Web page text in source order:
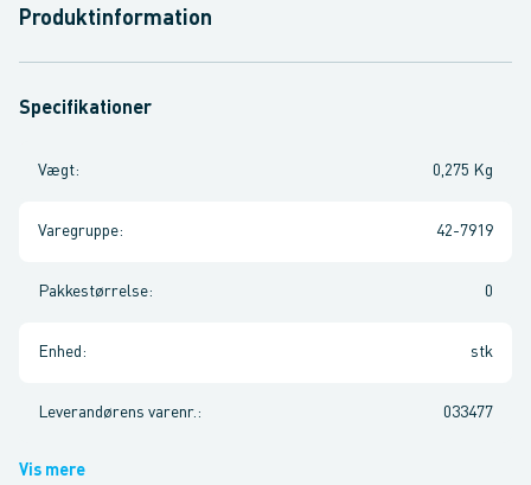
Produktinformation
Specifikationer
Vægt: 0,275 Kg
Varegruppe: 42-7919
Pakkestørrelse: 0
Enhed : stk
Leverandørens varenr. : 033477
Vis mere